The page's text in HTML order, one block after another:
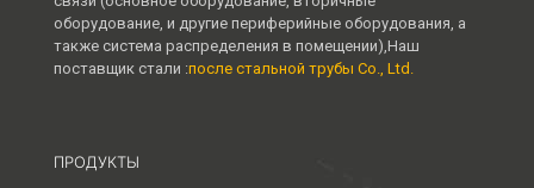
оборудование, и другие периферийные оборудования, а
также система распределения в помещении),Наш
поставщик стали :после стальной трубы Co., Ltd.
ПРОДУКТЫ